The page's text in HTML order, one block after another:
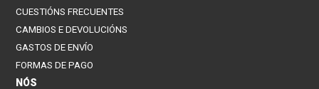
CUESTIÓNS FRECUENTES
CAMBIOS E DEVOLUCIÓNS
GASTOS DE ENVÍO
FORMAS DE PAGO
NÓS